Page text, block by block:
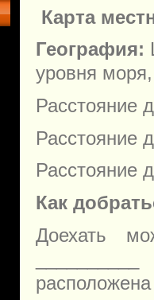
Карта
География:
уровня
Расстояние
Расстояние
Расстояние
Как
Доехать